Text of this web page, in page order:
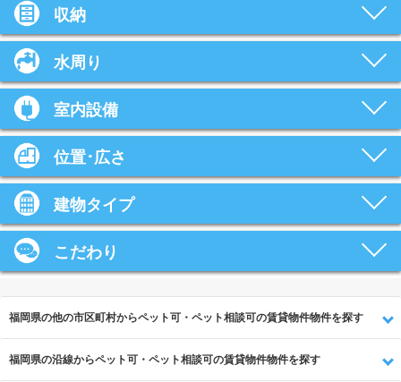
収納
水周り
室内設備
位置･広さ
建物タイプ
こだわり
福岡県の他の市区町村からペット可・ペット相談可の賃貸物件物件を探す
福岡県の沿線からペット可・ペット相談可の賃貸物件物件を探す